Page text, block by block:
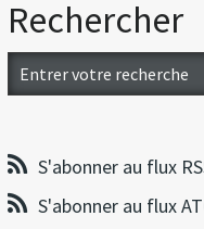
Rechercher
S'abonner au flux
S'abonner au flux